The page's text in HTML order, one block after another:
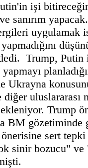
işi
sanırım
uygulamak
Trump,
Ukrayna
uluslararası
Trump
BM gözetiminde
sert
sinir bozucu"